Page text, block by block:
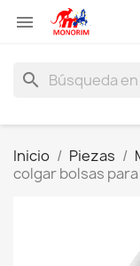

search
Inicio Piezas
colgar bolsas